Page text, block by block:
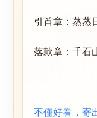
引首章：蒸蒸
落款章：千石
不僅好看，寄